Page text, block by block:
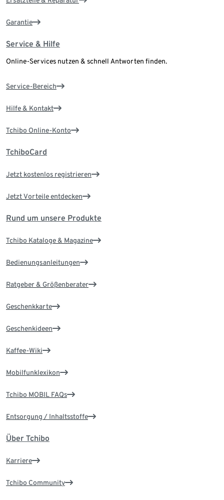
Garantie
Service & Hilfe
Online-Services nutzen & schnell Antworten finden.
Service-Bereich
Hilfe & Kontakt
Tchibo Online-Konto
TchiboCard
Jetzt kostenlos registrieren
Jetzt Vorteile entdecken
Rund um unsere Produkte
Tchibo Kataloge & Magazine
Bedienungsanleitungen
Ratgeber & Größenberater
Geschenkkarte
Geschenkideen
Kaffee-Wiki
Mobilfunklexikon
Tchibo MOBIL FAQs
Entsorgung / Inhaltsstoffe
Über Tchibo
Karriere
Tchibo Community